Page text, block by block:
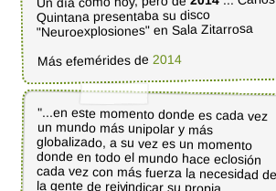
Quintana presentaba su disco
"Neuroexplosiones" en Sala Zitarrosa
Más efemérides de 2014
"...en este momento donde es cada vez
un mundo más unipolar y más
globalizado, a su vez es un momento
donde en todo el mundo hace eclosión
cada vez con más fuerza la necesidad de
la gente de reivindicar su propia